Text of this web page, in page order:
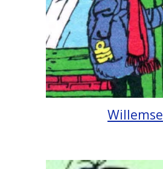
Willemse